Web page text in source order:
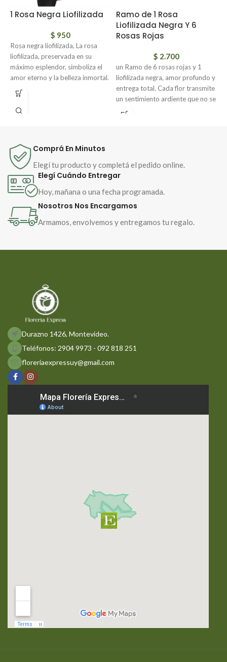
1 Rosa Negra Liofilizada
$ 950
Rosa negra liofilizada, La rosa
liofilizada, preservada en su
máximo esplendor, simboliza el
amor eterno y la belleza inmortal.
Su aspecto natural se mantiene
intacto, como un recuerdo
imborrable de momentos
Ramo de 1 Rosa
Liofilizada Negra Y 6
Rosas Rojas
$ 2.700
un Ramo de 6 rosas rojas y 1
liofilizada negra, amor profundo y
entrega total. Cada flor transmite
un sentimiento ardiente que no se
esconde ni se apaga.
Un ramo que no solo se ve: se
Comprá En Minutos
Elegí tu producto y completá el pedido online.
Elegí Cuándo Entregar
Hoy, mañana o una fecha programada.
Nosotros Nos Encargamos
Armamos, envolvemos y entregamos tu regalo.
Durazno 1426, Montevideo.
Teléfonos: 2904 9973 - 092 818 251
floreriaexpressuy@gmail.com